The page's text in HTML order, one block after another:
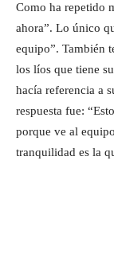
Como ha repetido
ahora”. Lo único
equipo”. También
los líos que tiene
hacía referencia a
respuesta fue:
porque ve al
tranquilidad es la